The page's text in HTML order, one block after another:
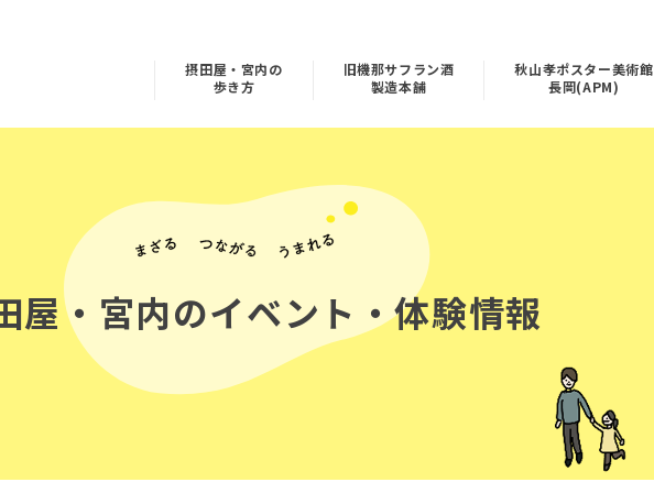
摂田屋・宮内の
歩き方
旧機那サフラン酒
製造本舗
秋山孝ポスター美術館
長岡(APM)
屋・宮内のイベント・体験情報